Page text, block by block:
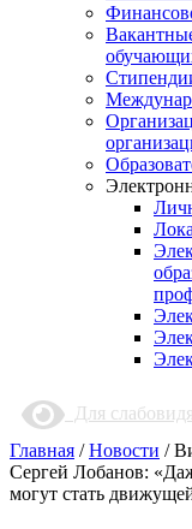
Для
Главная /Новости /
Сергей Лобанов:
могут стать